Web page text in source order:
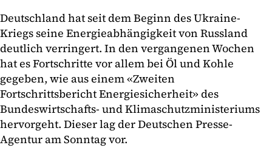
Deutschland hat seit dem Beginn des Ukraine-
Kriegs seine Energieabhängigkeit von Russland
deutlich verringert. In den vergangenen Wochen
hat es Fortschritte vor allem bei Öl und Kohle
gegeben, wie aus einem «Zweiten
Fortschrittsbericht Energiesicherheit» des
Bundeswirtschafts- und Klimaschutzministeriums
hervorgeht. Dieser lag der Deutschen Presse-
Agentur am Sonntag vor.